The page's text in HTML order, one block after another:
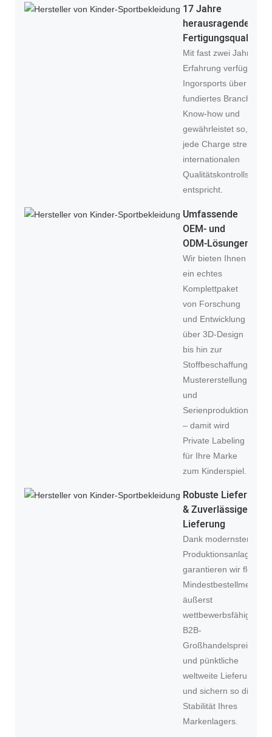
17 Jahre
herausragende
Fertigungsqualität
Mit fast zwei
Erfahrung verfügt
Ingorsports über
fundiertes Branchen-
Know-how und
gewährleistet so, dass
jede Charge strengen
internationalen
entspricht.
Umfassende
OEM- und
ODM-Lösungen
Wir bieten Ihnen
ein echtes
Komplettpaket
von Forschung
und Entwicklung
über 3D-Design
bis hin zur
Stoffbeschaffung,
Mustererstellung
und
Serienproduktion
– damit wird
Private Labeling
für Ihre Marke
zum Kinderspiel.
Robuste Lieferkette
& Zuverlässige
Lieferung
Dank modernster
Produktionsanlagen
garantieren wir flexible
Mindestbestellmengen,
äußerst
wettbewerbsfähige
B2B-
Großhandelspreise
und pünktliche
weltweite Lieferungen
und sichern so die
Stabilität Ihres
Markenlagers.